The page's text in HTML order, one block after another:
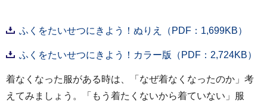
ふくをたいせつにきよう！ぬりえ（PDF：1,699KB）
ふくをたいせつにきよう！カラー版（PDF：2,724KB）
着なくなった服がある時は、「なぜ着なくなったのか」考
えてみましょう。「もう着たくないから着ていない」服